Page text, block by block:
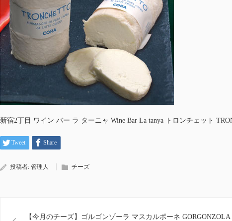
新宿2丁目 ワイン バー ラ ターニャ Wine Bar La tanya トロンチェット
Tweet Share
投稿者: 管理人 チーズ
【今月のチーズ】ゴルゴンゾーラ マスカルポーネ GORGONZOLA